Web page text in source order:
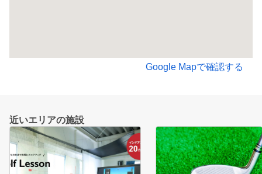
Google Mapで確認する
近いエリアの施設